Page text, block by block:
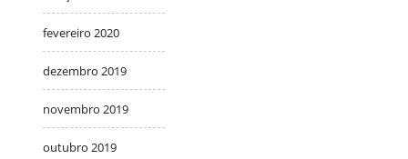
fevereiro 2020
dezembro 2019
novembro 2019
outubro 2019